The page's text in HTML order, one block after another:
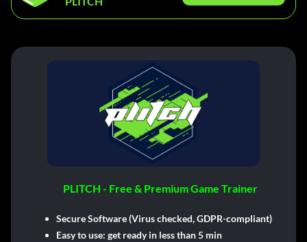
PLITCH - Free & Premium Game Trainer
Secure Software (Virus checked, GDPR-compliant)
Easy to use: get ready in less than 5 min